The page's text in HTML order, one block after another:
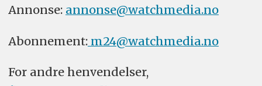
Annonse: annonse@watchmedia.no
Abonnement:m24@watchmedia.no
For andre henvendelser,